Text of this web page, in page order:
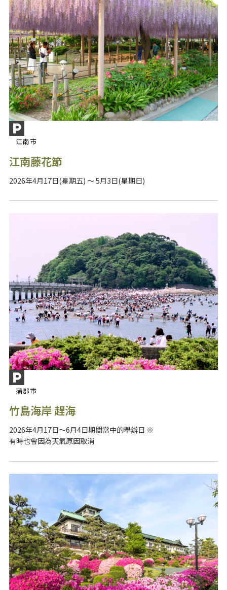
江南市
江南藤花節
2026年4月17日(星期五) ～ 5月3日(星期日)
蒲郡市
竹島海岸 趕海
2026年4月17日～6月4日期間當中的舉辦日 ※
有時也會因為天氣原因取消